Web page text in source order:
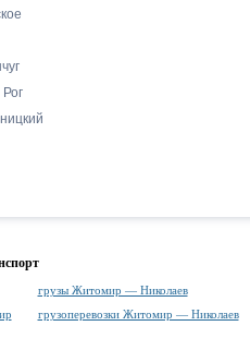
грузы Житомир — Николаев
грузоперевозки Житомир — Николаев